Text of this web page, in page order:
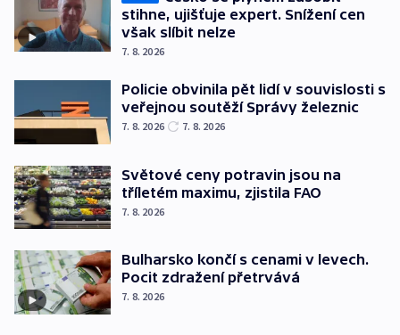
stihne, ujišťuje expert. Snížení cen
však slíbit nelze
7. 8. 2026
Policie obvinila pět lidí v souvislosti s
veřejnou soutěží Správy železnic
7. 8. 2026 7. 8. 2026
Světové ceny potravin jsou na
tříletém maximu, zjistila FAO
7. 8. 2026
Bulharsko končí s cenami v levech.
Pocit zdražení přetrvává
7. 8. 2026